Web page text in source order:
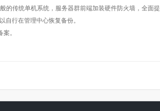
的传统单机系统，服务器群前端加装硬件防火墙，全面
行在管理中心恢复备份。
。